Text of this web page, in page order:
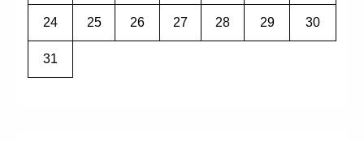
24 25 26 27 28 29 30
31